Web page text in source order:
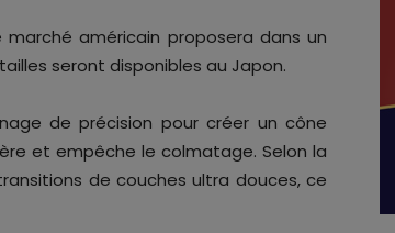
américain proposera dans un
seront disponibles au Japon.
de précision pour créer un cône
et empêche le colmatage. Selon la
de couches ultra douces, ce